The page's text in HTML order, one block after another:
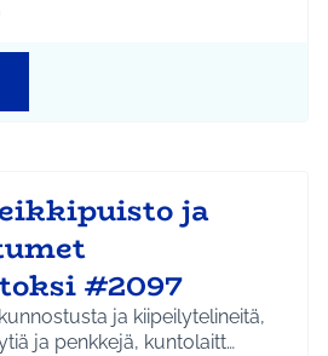
mukaan: Jokela
teeman mukaan: Ympäristö
ja
#2097
ja kiipeilytelineitä,
ja penkkejä, kuntolaitt…